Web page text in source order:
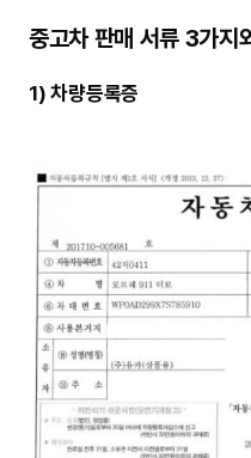
중고차 판매 서류 3가지
1) 차량등록증